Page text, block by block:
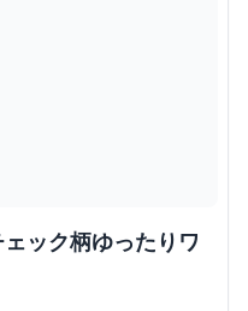
ック柄ゆったりワ